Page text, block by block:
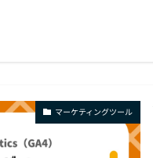
マーケティングツール